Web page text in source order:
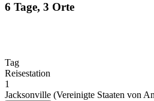
6 Tage, 3 Orte
Tag
Reisestation
1
Jacksonville (Vereinigte Staaten von